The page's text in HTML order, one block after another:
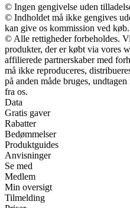
© Ingen gengivelse uden
© Indholdet må ikke gengives
kan give os kommission ved køb.
© Alle rettigheder forbeholdes.
produkter, der er købt via vores
affilierede partnerskaber med
må ikke reproduceres,
på anden måde bruges,
fra os.
Data
Gratis gaver
Rabatter
Bedømmelser
Produktguides
Anvisninger
Se med
Medlem
Min oversigt
Tilmelding